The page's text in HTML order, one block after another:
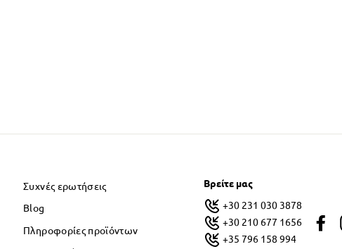
Συχνές ερωτήσεις
Blog
Πληροφορίες προϊόντων
Βρείτε μας
+30 231 030 3878
+30 210 677 1656
+35 796 158 994